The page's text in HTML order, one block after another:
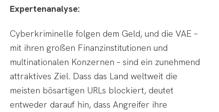
Expertenanalyse:
Cyberkriminelle folgen dem Geld, und die VAE –
mit ihren großen Finanzinstitutionen und
multinationalen Konzernen – sind ein zunehmend
attraktives Ziel. Dass das Land weltweit die
meisten bösartigen URLs blockiert, deutet
entweder darauf hin, dass Angreifer ihre